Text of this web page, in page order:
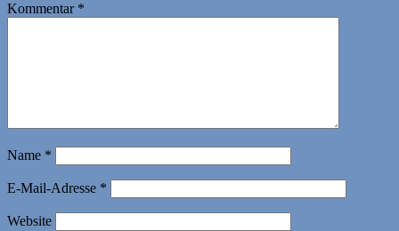
Kommentar *
Name *
E-Mail-Adresse *
Website